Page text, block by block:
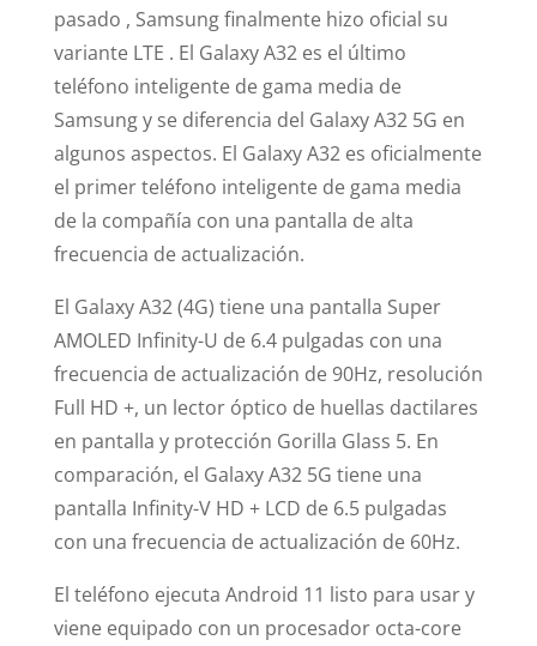
pasado , Samsung finalmente hizo oficial su
variante LTE . El Galaxy A32 es el último
teléfono inteligente de gama media de
Samsung y se diferencia del Galaxy A32 5G en
algunos aspectos. El Galaxy A32 es oficialmente
el primer teléfono inteligente de gama media
de la compañía con una pantalla de alta
frecuencia de actualización.
El Galaxy A32 (4G) tiene una pantalla Super
AMOLED Infinity-U de 6.4 pulgadas con una
frecuencia de actualización de 90Hz, resolución
Full HD +, un lector óptico de huellas dactilares
en pantalla y protección Gorilla Glass 5. En
comparación, el Galaxy A32 5G tiene una
pantalla Infinity-V HD + LCD de 6.5 pulgadas
con una frecuencia de actualización de 60Hz.
El teléfono ejecuta Android 11 listo para usar y
viene equipado con un procesador octa-core